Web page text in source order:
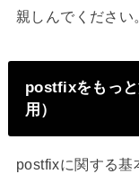
親しんでください
postfixをもっ
用）
postfixに関する基